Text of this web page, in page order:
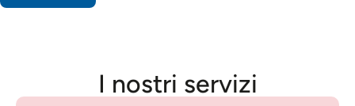
I nostri servizi